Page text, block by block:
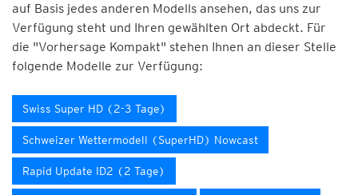
auf Basis jedes anderen Modells ansehen, das uns zur
Verfügung steht und Ihren gewählten Ort abdeckt. Für
die "Vorhersage Kompakt" stehen Ihnen an dieser Stelle
folgende Modelle zur Verfügung:
Swiss Super HD (2-3 Tage)
Schweizer Wettermodell (SuperHD) Nowcast
Rapid Update ID2 (2 Tage)